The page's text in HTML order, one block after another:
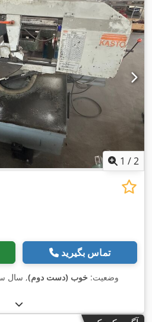
1 /2
تماس بگیرید
وضعیت: خوب (دست دوم), سال